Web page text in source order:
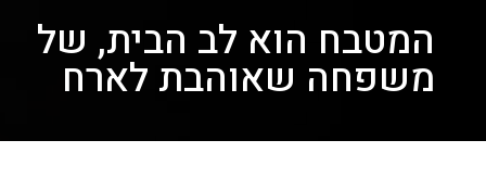
המטבח הוא לב הבית, של
משפחה שאוהבת לארח